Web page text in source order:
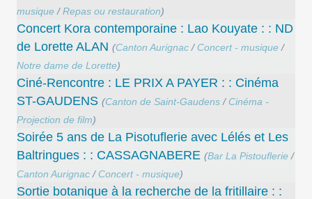
musique /Repas ou restauration)
Concert Kora contemporaine : Lao Kouyate : : ND
de Lorette ALAN (Canton Aurignac / Concert - musique /
Notre dame de Lorette)
Ciné-Rencontre : LE PRIX A PAYER : : Cinéma
ST-GAUDENS (Canton de Saint-Gaudens / Cinéma -
Projection de film)
Soirée 5 ans de La Pisotuflerie avec Lélés et Les
Baltringues : : CASSAGNABERE (Bar La Pistouflerie /
Canton Aurignac / Concert - musique)
Sortie botanique à la recherche de la fritillaire : :